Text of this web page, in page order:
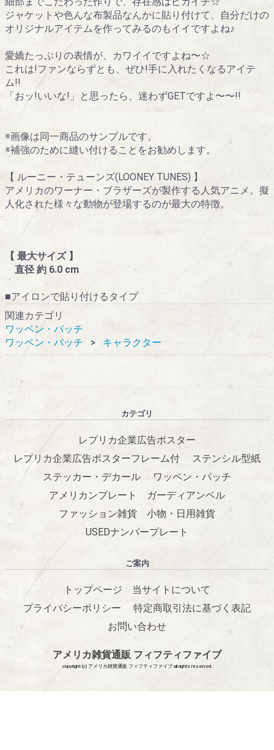
ジャケットや色んな布製品なんかに貼り付けて、自分だけの
オリジナルアイテムを作ってみるのもイイですよね♪
愛嬌たっぷりの表情が、カワイイですよね〜☆
これは!ファンならずとも、ぜひ!手に入れたくなるアイテ
ム!!
「おッ!いいな!」と思ったら、迷わずGETですよ〜〜!!
※画像は同一商品のサンプルです。
※補強のために縫い付けることをお勧めします。
【 ルーニー・テューンズ(LOONEY TUNES) 】
アメリカのワーナー・ブラザーズが製作する人気アニメ。擬
人化された様々な動物が登場するのが最大の特徴。
【 最大サイズ 】
直径 約 6.0 cm
■アイロンで貼り付けるタイプ
関連カテゴリ
ワッペン・パッチ
ワッペン・パッチ
キャラクター
カテゴリ
レプリカ企業広告ポスター
レプリカ企業広告ポスターフレーム付
ステンシル型紙
ステッカー・デカール
ワッペン・パッチ
アメリカンプレート
ガーディアンベル
ファッション雑貨
小物・日用雑貨
USEDナンバープレート
ご案内
トップページ
当サイトについて
プライバシーポリシー
特定商取引法に基づく表記
お問い合わせ
アメリカ雑貨通販 フィフティファイブ
copyright (c) アメリカ雑貨通販 フィフティファイブ all rights reserved.